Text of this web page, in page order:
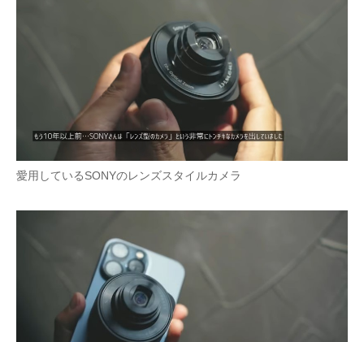
愛用しているSONYのレンズスタイルカメラ